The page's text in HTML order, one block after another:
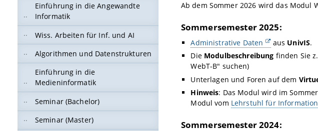
Einführung in die Angewandte
Informatik
Wiss. Arbeiten für Inf. und AI
Algorithmen und Datenstrukturen
Einführung in die
Medieninformatik
Seminar (Bachelor)
Seminar (Master)
Ab dem Sommer 2026 wird das Modul
Sommersemester 2025:
Administrative Daten aus UnivIS.
Die Modulbeschreibung finden Sie
WebT-B" suchen)
Unterlagen und Foren auf dem
Hinweis: Das Modul wird im
Modul vom Lehrstuhl für
Sommersemester 2024: